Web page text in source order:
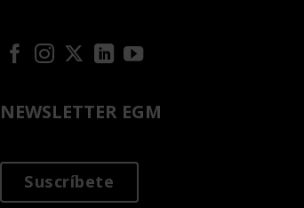
NEWSLETTER EGM
Suscríbete